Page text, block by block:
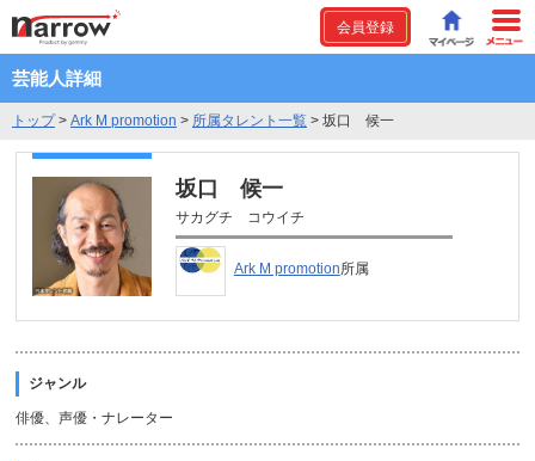
会員登録
芸能人詳細
トップ> Ark M promotion > 所属タレント一覧 > 坂口 候一
坂口 候一
サカグチ コウイチ
Ark M promotion所属
ジャンル
俳優、声優・ナレーター